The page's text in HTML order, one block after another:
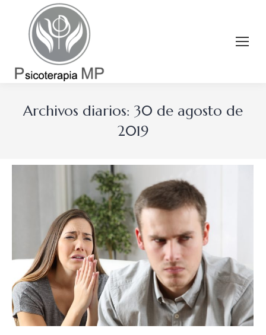
Archivos diarios: 30 de agosto de
2019